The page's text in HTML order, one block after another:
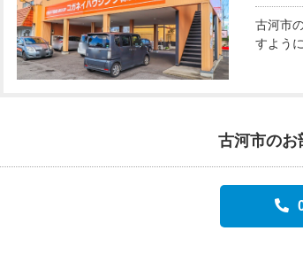
古河市
すよう
古河市のお